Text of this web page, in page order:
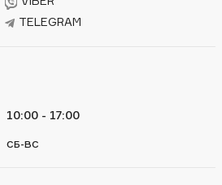
TELEGRAM
10:00 - 17:00
СБ-ВС